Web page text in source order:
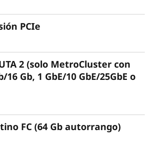
datos
híbrida de clase empresarial
matriz de almacenamiento
se integra
PCIe
2 (solo MetroCluster con
16 Gb, 1 GbE/10 GbE/25GbE o
FC (64 Gb autorrango)